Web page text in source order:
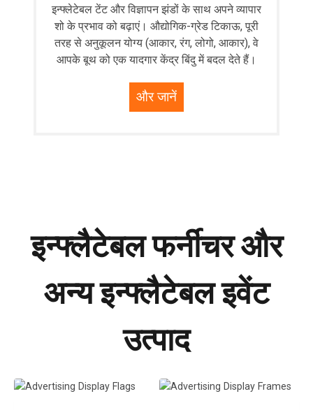
इन्फ्लेटेबल टेंट और विज्ञापन झंडों के साथ अपने व्यापार
शो के प्रभाव को बढ़ाएं। औद्योगिक-ग्रेड टिकाऊ, पूरी
तरह से अनुकूलन योग्य (आकार, रंग, लोगो, आकार), वे
आपके बूथ को एक यादगार केंद्र बिंदु में बदल देते हैं।
और जानें
इन्फ्लैटेबल फर्नीचर और
अन्य इन्फ्लैटेबल इवेंट
उत्पाद